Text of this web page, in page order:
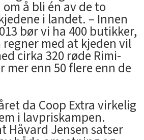
å bli én av de to
i landet. – Innen
bør vi ha 400 butikker,
regner med at kjeden vil
cirka 320 røde Rimi-
mer enn 50 flere enn de
da Coop Extra virkelig
i lavpriskampen.
Håvard Jensen satser